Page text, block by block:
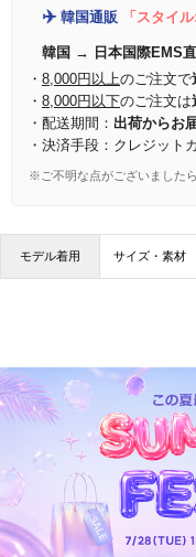
✈️ 韓国通販 「スタイル
韓国 → 日本国際EMS
・ 8,000円以上のご注文で
・ 8,000円以下のご注文は
・配送期間： 出荷からお
・決済手段：クレジット
※ご不明な点がございましたら
モデル着用 サイズ・素材